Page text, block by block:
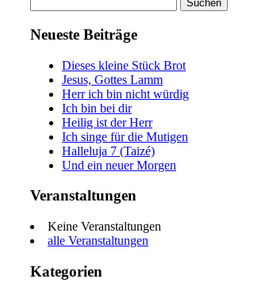
nach:
Neueste Beiträge
Dieses kleine Stück Brot
Jesus, Gottes Lamm
Herr ich bin nicht würdig
Ich bin bei dir
Heilig ist der Herr
Ich singe für die Mutigen
Halleluja 7 (Taizé)
Und ein neuer Morgen
Veranstaltungen
Keine Veranstaltungen
alle Veranstaltungen
Kategorien